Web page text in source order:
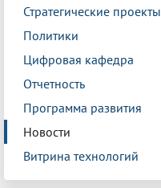
Стратегические проекты
Политики
Цифровая кафедра
Отчетность
Программа развития
Новости
Витрина технологий